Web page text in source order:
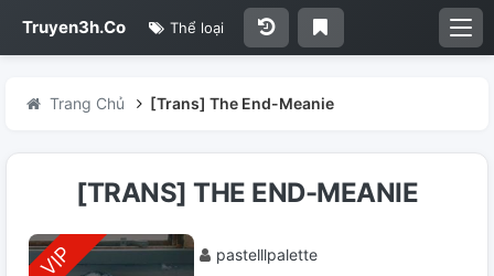
Truyen3h.Co Thể loại
Trang Chủ [Trans] The End-Meanie
[TRANS] THE END-MEANIE
pastelllpalette